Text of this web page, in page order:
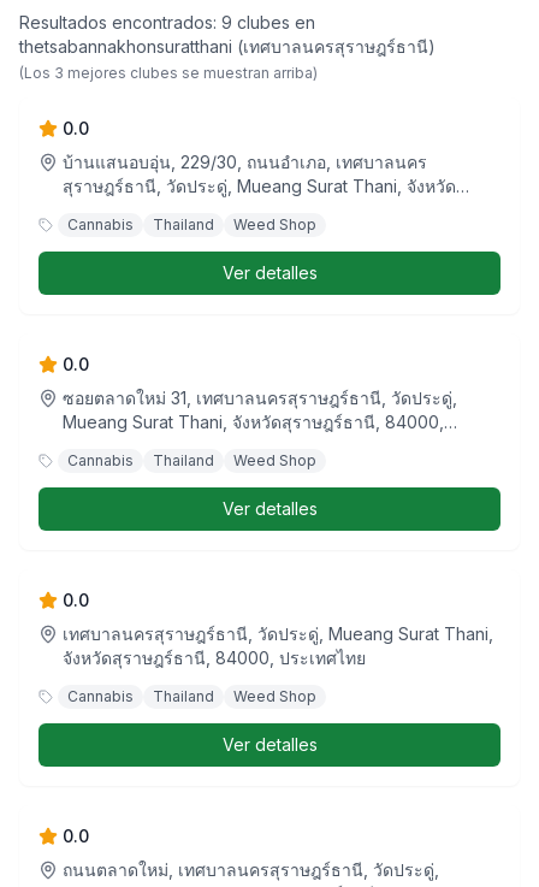
Resultados encontrados: 9 clubes en
thetsabannakhonsuratthani (เทศบาลนครสุราษฎร์ธานี)
(Los 3 mejores clubes se muestran arriba)
Green Eagle Shop 2022
0.0
บ้านแสนอบอุ่น, 229/30, ถนนอำเภอ, เทศบาลนคร
สุราษฎร์ธานี, วัดประดู่, Mueang Surat Thani, จังหวัด
Cannabis Thailand Weed Shop
Ver detalles
Green Eagle Shop (Talad Kaset 2)
0.0
ซอยตลาดใหม่ 31, เทศบาลนครสุราษฎร์ธานี, วัดประดู่,
Mueang Surat Thani, จังหวัดสุราษฎร์ธานี, 84000,
Cannabis Thailand Weed Shop
Ver detalles
Badtayak (Surat thani weed shop)
0.0
เทศบาลนครสุราษฎร์ธานี, วัดประดู่, Mueang Surat Thani,
จังหวัดสุราษฎร์ธานี, 84000, ประเทศไทย
Cannabis Thailand Weed Shop
Ver detalles
Ganja Land Surat Thani
0.0
ถนนตลาดใหม่, เทศบาลนครสุราษฎร์ธานี, วัดประดู่,